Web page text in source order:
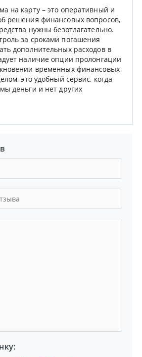
на карту – это оперативный и
решения финансовых вопросов,
нужны безотлагательно.
за сроками погашения
дополнительных расходов в
наличие опции пролонгации
временных финансовых
это удобный сервис, когда
деньги и нет других